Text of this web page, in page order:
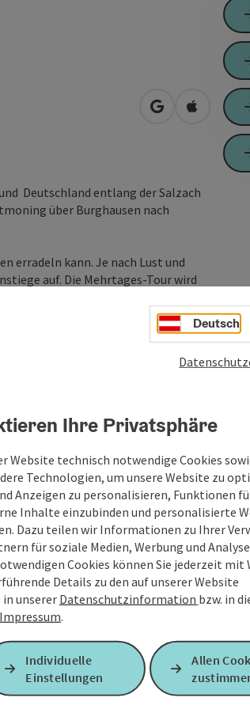
in Googlein Apple
Deutschland entlang der Salzach
über Burghausen nach
erradeln kann. Je nach Lust und
auf. Die Mehrtages-Tour wird
Mooren sowohl auf deutscher als
in die Natur. An ...
Deutsch
Ihre Privatsphäre
Website technisch notwendige Cookies
Technologien, um unsere Website zu
Anzeigen zu personalisieren, Funktionen
Inhalte einzubinden und personalisierte
Dazu teilen wir Informationen zu Ihrer
für soziale Medien, Werbung und
Cookies können Sie jederzeit mit
Details zu den auf unserer Website
unserer Datenschutzinformation bzw. in
Impressum.
Individuelle
Einstellungen
Allen